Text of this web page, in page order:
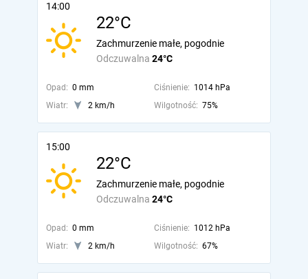
14:00
22°C
Odczuwalna 24°C
Zachmurzenie małe, pogodnie
Opad: 0 mm Ciśnienie: 1014 hPa
Wiatr:
2 km/h Wilgotność: 75%
15:00
22°C
Odczuwalna 24°C
Zachmurzenie małe, pogodnie
Opad: 0 mm Ciśnienie: 1012 hPa
Wiatr:
2 km/h Wilgotność: 67%